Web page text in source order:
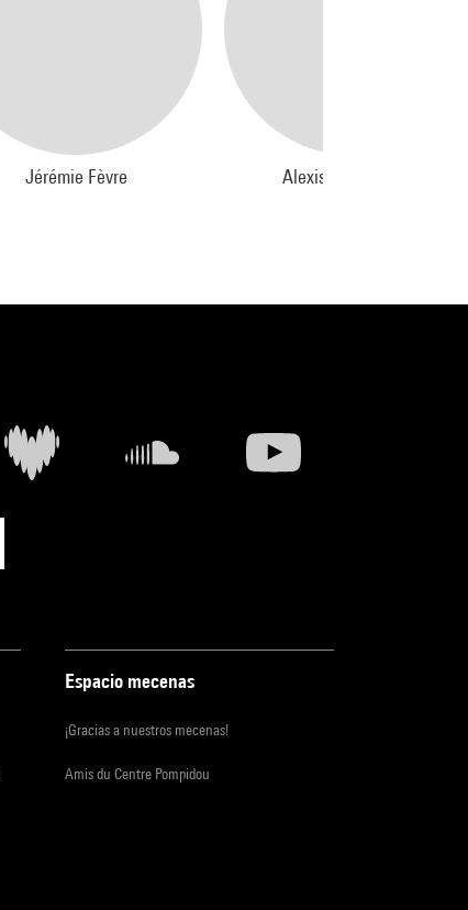
Jérémie Fèvre Alexis Descharmes
Espacio mecenas
¡Gracias a nuestros mecenas!
Amis du Centre Pompidou